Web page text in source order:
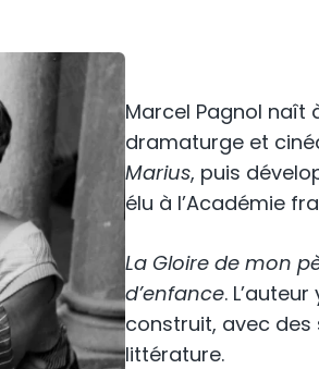
Marcel Pagnol naît
dramaturge et
Marius, puis
élu à l’Académie
La Gloire de mon
d’enfance.
construit, avec
littérature.